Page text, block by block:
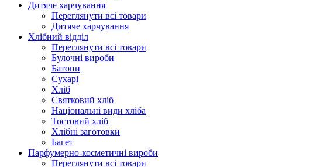
Дитяче харчування
Переглянути всі товари
Дитяче харчування
Хлібний відділ
Переглянути всі товари
Булочні вироби
Батони
Сухарі
Хліб
Святковий хліб
Національні види хліба
Тостовий хліб
Хлібні заготовки
Багет
Парфумерно-косметичні вироби
Переглянути всі товари